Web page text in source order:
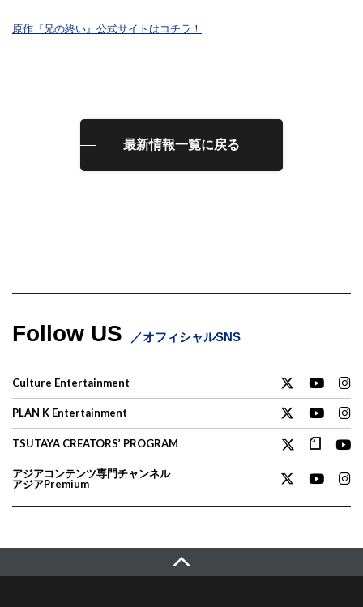
原作『兄の終い』公式サイトはコチラ！
最新情報一覧に戻る
Follow US オフィシャルSNS
Culture Entertainment
PLAN K Entertainment
TSUTAYA CREATORS’ PROGRAM
アジアコンテンツ専門チャンネル
アジアPremium